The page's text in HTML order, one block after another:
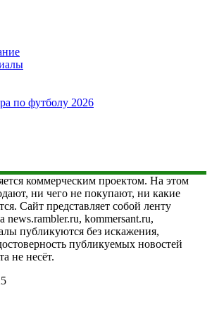
по футболу 2026
коммерческим проектом. На этом
ни чего не покупают, ни какие
Сайт представляет собой ленту
news.rambler.ru, kommersant.ru,
публикуются без искажения,
публикуемых новостей
не несёт.